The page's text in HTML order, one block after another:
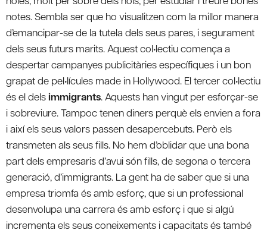
notes. Sembla ser que ho visualitzen com la millor manera
d’emancipar-se de la tutela dels seus pares, i segurament
dels seus futurs marits. Aquest col•lectiu comença a
despertar campanyes publicitàries específiques i un bon
grapat de pel•lícules made in Hollywood. El tercer col•lectiu
és el delsimmigrants. Aquests han vingut per esforçar-se
i sobreviure. Tampoc tenen diners perquè els envien a fora
i així els seus valors passen desapercebuts. Però els
transmeten als seus fills. No hem d’oblidar que una bona
part dels empresaris d’avui són fills, de segona o tercera
generació, d’immigrants. La gent ha de saber que si una
empresa triomfa és amb esforç, que si un professional
desenvolupa una carrera és amb esforç i que si algú
incrementa els seus coneixements i capacitats és també